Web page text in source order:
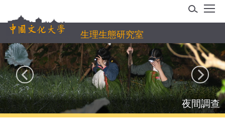
到
主
要
內
容
區
生理生態研究室
龜殼花